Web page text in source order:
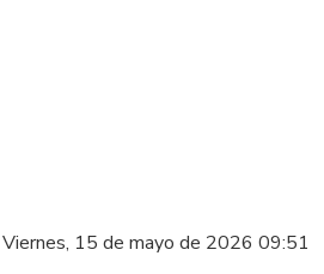
Viernes, 15 de mayo de 2026 09:51